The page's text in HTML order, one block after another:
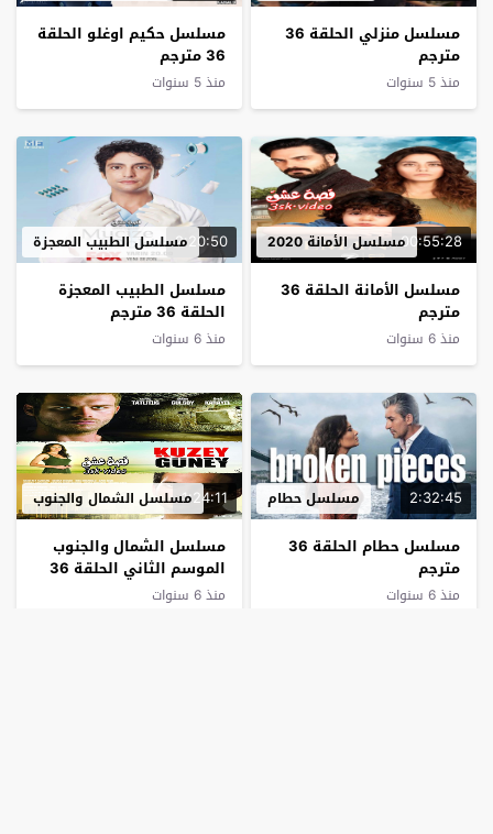
مسلسل منزلي الحلقة 36
مترجم
منذ 5 سنوات
مسلسل حكيم اوغلو الحلقة
36 مترجم
منذ 5 سنوات
00:55:28مسلسل الأمانة 2020
مسلسل الأمانة الحلقة 36
مترجم
منذ 6 سنوات
2:20:50مسلسل الطبيب المعجزة
مسلسل الطبيب المعجزة
الحلقة 36 مترجم
منذ 6 سنوات
2:32:45 مسلسل حطام
مسلسل حطام الحلقة 36
مترجم
منذ 6 سنوات
1:24:11مسلسل الشمال والجنوب
مسلسل الشمال والجنوب
الموسم الثاني الحلقة 36
مترجم
منذ 6 سنوات